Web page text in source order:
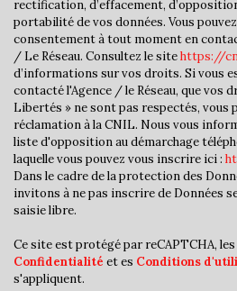
Taxe habitation
Taxe foncière
Habitants de moins de 25 ans
Habitants de 25 à 55 ans
Habitants de plus de 55 ans
Nombre d'enfants par famille
Familles sans enfant
Familles avec 1 ou 2 enfants
Maisons
Appartements
rectification, d’effacement,
portabilité de vos données. Vous
consentement à tout moment en
/ Le Réseau. Consultez le sitehttps://
d’informations sur vos droits. Si vous
contacté l'Agence / le Réseau, que vos
Libertés » ne sont pas respectés, vous
réclamation à la CNIL. Nous vous
liste d'opposition au démarchage
laquelle vous pouvez vous inscrire ici :
Dans le cadre de la protection des
invitons à ne pas inscrire de Données
saisie libre.
Ce site est protégé par reCAPTCHA, les
Confidentialité et es Conditions
s'appliquent.